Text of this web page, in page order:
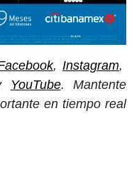
, Instagram,
YouTube. Mantente
en tiempo real